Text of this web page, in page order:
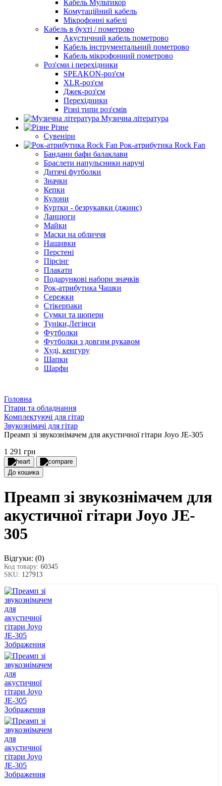
Кабель Мультикор
Комутаційний кабель
Мікрофонні кабелі
Кабель в бухті / пометрово
Акустичний кабель пометрово
Кабель інструментальний пометрово
Кабель мікрофонний пометрово
Роз'єми і перехідники
SPEAKON-роз'єм
XLR-роз'єм
Джек-роз'єм
Перехідники
Різні типи роз'ємів
Музична література
Різне
Сувеніри
Рок-атрибутика Rock Fan
Бандани бафи балаклави
Браслети напульсники наручі
Дитячі футболки
Значки
Кепки
Кулони
Куртки - безрукавки (джинс)
Ланцюги
Майки
Маски на обличчя
Нашивки
Перстені
Пірсінг
Плакати
Подарункові набори значків
Рок-атрибутика Чашки
Сережки
Стікерпаки
Сумки та шопери
Туніки,Легінси
Футболки
Футболки з довгим рукавом
Худі, кенгуру
Шапки
Шарфи
Головна
Гітари та обладнання
Комплектуючі для гітар
Звукознімачі для гітар
Преамп зі звукознімачем для акустичної гітари Joyo JE-305
1 291 грн
До кошика
Преамп зі звукознімачем для
акустичної гітари Joyo JE-
305
Відгуки: (0)
Код товару: 60345
SKU: 127913